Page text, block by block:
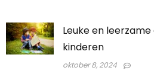
Leuke en
kinderen
oktober 8, 2024